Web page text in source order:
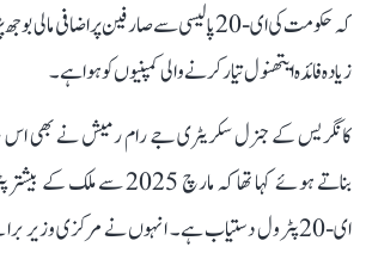
کہ حکومت کی ای-20 پالیسی سے صارفین پر
زیادہ فائدہ ایتھنول تیار کرنے والی کمپنیوں کو ہوا ہے۔
کانگریس کے جنرل سکریٹری جے رام رمیش نے بھی اس
بناتے ہوئے کہا تھا کہ مارچ
ای-20 پٹرول دستیاب ہے۔ انہوں نے مرکزی وزیر